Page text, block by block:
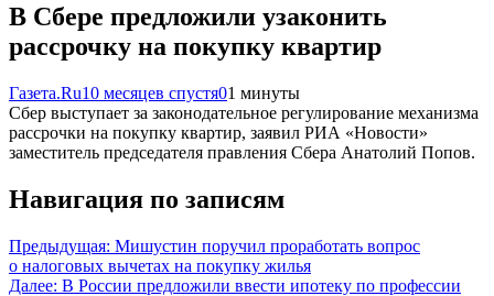
В Сбере предложили узаконить
рассрочку на покупку квартир
Газета.Ru10 месяцев спустя01 минуты
Сбер выступает за законодательное регулирование механизма
рассрочки на покупку квартир, заявил РИА «Новости»
заместитель председателя правления Сбера Анатолий Попов.
Навигация по записям
Предыдущая: Мишустин поручил проработать вопрос
о налоговых вычетах на покупку жилья
Далее: В России предложили ввести ипотеку по профессии